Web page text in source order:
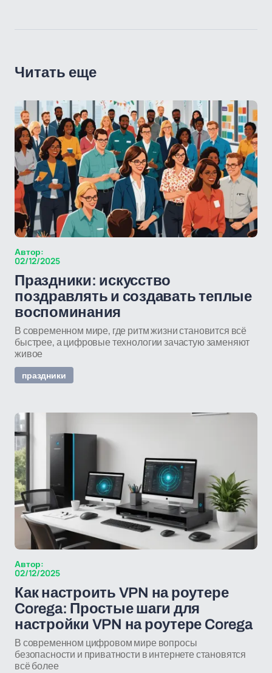
Читать еще
Автор:
02/12/2025
Праздники: искусство
поздравлять и создавать теплые
воспоминания
В современном мире, где ритм жизни становится всё
быстрее, а цифровые технологии зачастую заменяют
живое
праздники
Автор:
02/12/2025
Как настроить VPN на роутере
Corega: Простые шаги для
настройки VPN на роутере Corega
В современном цифровом мире вопросы
безопасности и приватности в интернете становятся
всё более